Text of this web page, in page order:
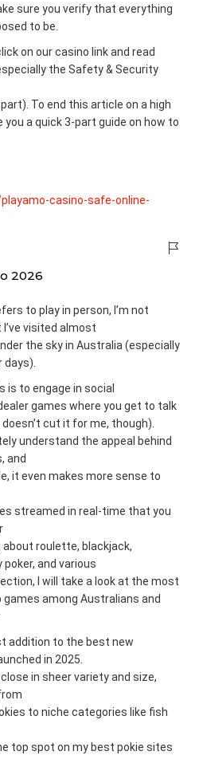
sure you verify that everything
to be.
on our casino link and read
the Safety & Security
To end this article on a high
a quick 3-part guide on how to
casino-safe-online-
2026
to play in person, I’m not
visited almost
the sky in Australia (especially
days).
is to engage in social
games where you get to talk
cut it for me, though).
understand the appeal behind
and
it even makes more sense to
streamed in real-time that you
about roulette, blackjack,
and various
I will take a look at the most
games among Australians and
addition to the best new
in 2025.
in sheer variety and size,
to niche categories like fish
top spot on my best pokie sites